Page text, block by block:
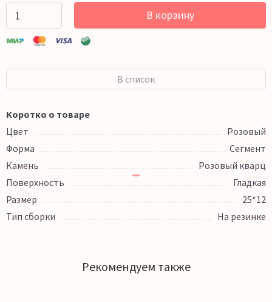
В корзину
В список
Коротко о товаре
Цвет
Розовый
Форма
Сегмент
Камень
Розовый кварц
Поверхность
Гладкая
Размер
25*12
Тип сборки
На резинке
Рекомендуем также